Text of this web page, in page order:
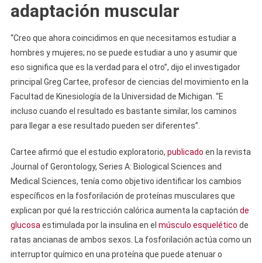
adaptación muscular
“Creo que ahora coincidimos en que necesitamos estudiar a
hombres y mujeres; no se puede estudiar a uno y asumir que
eso significa que es la verdad para el otro”, dijo el investigador
principal Greg Cartee, profesor de ciencias del movimiento en la
Facultad de Kinesiología de la Universidad de Michigan. “E
incluso cuando el resultado es bastante similar, los caminos
para llegar a ese resultado pueden ser diferentes”.
Cartee afirmó que el estudio exploratorio, publicado en la revista
Journal of Gerontology, Series A: Biological Sciences and
Medical Sciences, tenía como objetivo identificar los cambios
específicos en la fosforilación de proteínas musculares que
explican por qué la restricción calórica aumenta la captación de
glucosa estimulada por la insulina en el músculo esquelético de
ratas ancianas de ambos sexos. La fosforilación actúa como un
interruptor químico en una proteína que puede atenuar o